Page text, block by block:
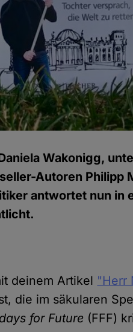
Wakonigg,
Autoren Philipp
antwortet nun in
deinem Artikel "Herr
die im säkularen
for Future (FFF)